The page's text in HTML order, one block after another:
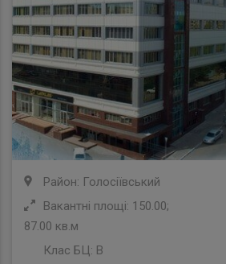
Район: Голосіївський
Вакантні площі: 150.00;
87.00 кв.м
Клас БЦ: B